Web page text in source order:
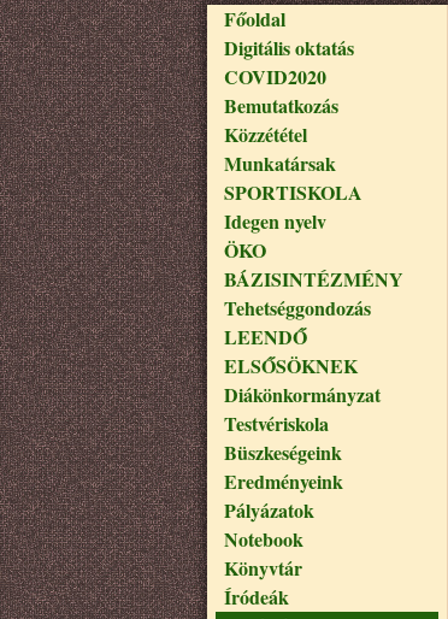
Fő navigáció
Főoldal
Digitális oktatás
COVID2020
Bemutatkozás
Közzététel
Munkatársak
SPORTISKOLA
Idegen nyelv
ÖKO
BÁZISINTÉZMÉNY
Tehetséggondozás
LEENDŐ
ELSŐSÖKNEK
Diákönkormányzat
Testvériskola
Büszkeségeink
Eredményeink
Pályázatok
Notebook
Könyvtár
Íródeák